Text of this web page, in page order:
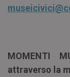
MOMENTI
attraverso la